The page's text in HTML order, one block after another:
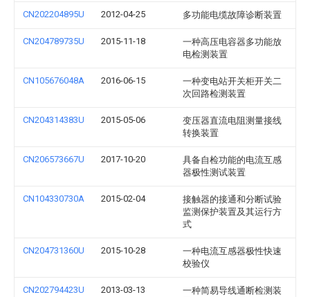
CN202204895U 2012-04-25 多功能电缆故障诊断装置
CN204789735U 2015-11-18
一种高压电容器多功能放
电检测装置
CN105676048A 2016-06-15
一种变电站开关柜开关二
次回路检测装置
CN204314383U 2015-05-06
变压器直流电阻测量接线
转换装置
CN206573667U 2017-10-20
具备自检功能的电流互感
器极性测试装置
CN104330730A 2015-02-04
接触器的接通和分断试验
监测保护装置及其运行方
式
CN204731360U 2015-10-28
一种电流互感器极性快速
校验仪
CN202794423U 2013-03-13
一种简易导线通断检测装